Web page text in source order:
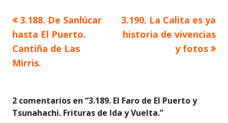
Navegación
de
entradas
Artículo
anterior
3.188. De Sanlúcar
hasta El Puerto.
Cantiña de Las
Mirris.
Artículo
siguiente
3.190. La Calita es ya
historia de vivencias
y fotos
2 comentarios en “3.189. El Faro de El Puerto y
Tsunahachi. Frituras de Ida y Vuelta.”